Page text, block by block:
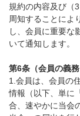
規約の内容及び（
周知することによ
し、会員に重要な
いて通知します。
第6条（会員の義務
1.会員は、会員の
情報（以下、単に
合、速やかに当会